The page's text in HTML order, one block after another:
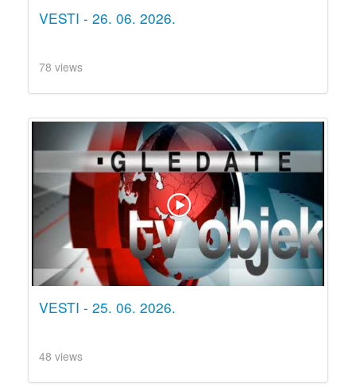
VESTI - 26. 06. 2026.
78 views
VESTI - 25. 06. 2026.
48 views